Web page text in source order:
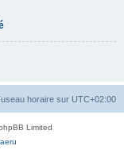
horaire sur UTC+02:00
Limited